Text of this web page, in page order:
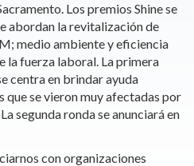
Los premios Shine se
abordan la revitalización de
medio ambiente y eficiencia
la fuerza laboral. La primera
centra en brindar ayuda
que se vieron muy afectadas por
segunda ronda se anunciará en
con organizaciones